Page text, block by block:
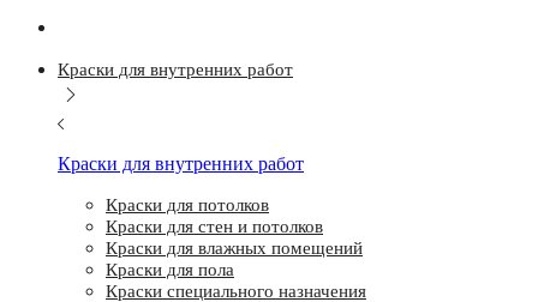
Краски для внутренних работ
Краски для внутренних работ
Краски для потолков
Краски для стен и потолков
Краски для влажных помещений
Краски для пола
Краски специального назначения